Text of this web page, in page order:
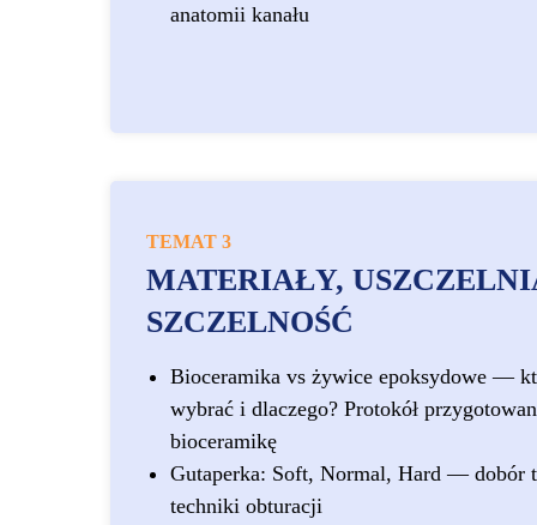
anatomii kanału
TEMAT 3
MATERIAŁY,
SZCZELNOŚĆ
Bioceramika vs żywice epoksydowe —
wybrać i dlaczego? Protokół
bioceramikę
Gutaperka: Soft, Normal, Hard — dobór
techniki obturacji